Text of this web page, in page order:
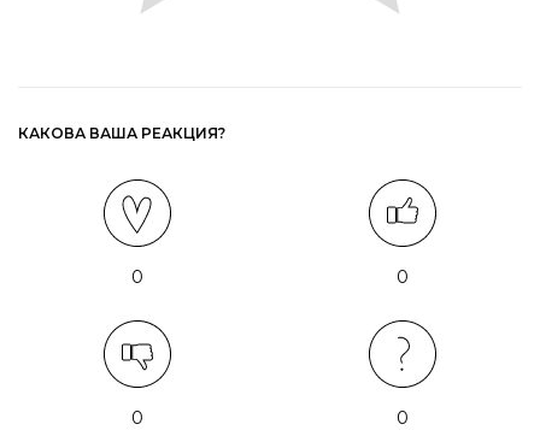
КАКОВА ВАША РЕАКЦИЯ?
0 0
0 0